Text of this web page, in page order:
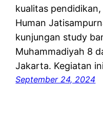
kualitas
Human
kunjungan study
Muhammadiyah 8
Jakarta. Kegiatan
September 24, 2024